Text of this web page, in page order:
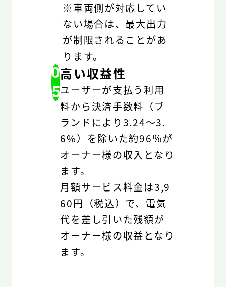
※車両側が対応してい
ない場合は、最大出力
が制限されることがあ
ります。
0
5
高い収益性
ユーザーが支払う利用
料から決済手数料（ブ
ランドにより3.24～3.
6%）を除いた約96％が
オーナー様の収入となり
ます。
月額サービス料金は3,9
60円（税込）で、電気
代を差し引いた残額が
オーナー様の収益となり
ます。